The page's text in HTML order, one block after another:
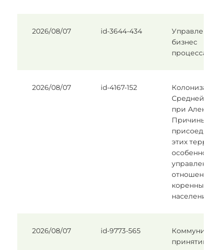
2026/08/07 id-3644-434
Управление
бизнес
процессами
2026/08/07 id-4167-152
Колонизация
Средней
при
Причины
этих
особенности
управления
отношения с
коренным
населением
2026/08/07 id-9773-565
принятии